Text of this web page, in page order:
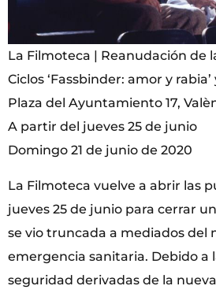
La Filmoteca | Reanudación de
Ciclos ‘Fassbinder: amor y rabia’
Plaza del Ayuntamiento 17,
A partir del jueves 25 de junio
Domingo 21 de junio de 2020
La Filmoteca vuelve a abrir las
jueves 25 de junio para cerrar
se vio truncada a mediados del
emergencia sanitaria. Debido a
seguridad derivadas de la